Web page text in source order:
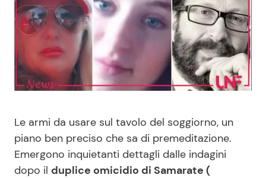
Benessere
Casa
Moda e Style
Mondo Mamma
News benessere
Cucina e Ricette
Consigli di Cucina
Dolci
Le Ricette in TV
Primi Piatti
Le armi da usare sul tavolo del soggiorno, un
piano ben preciso che sa di premeditazione.
Emergono inquietanti dettagli dalle indagini
dopo il duplice omicidio di Samarate (